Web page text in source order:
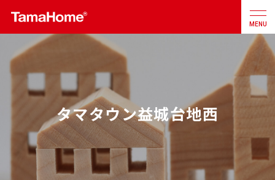
お問合せ
注文住宅
戸建分譲 住宅
MENU
タマタウン益城台地西